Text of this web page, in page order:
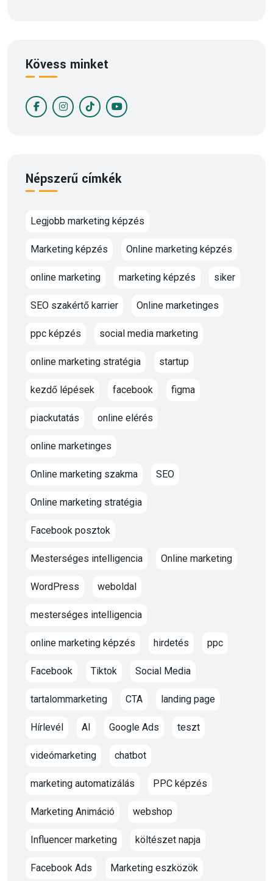
Kövess minket
Népszerű címkék
Legjobb marketing képzés
Marketing képzés Online marketing képzés
online marketing marketing képzés siker
SEO szakértő karrier Online marketinges
ppc képzés social media marketing
online marketing stratégia startup
kezdő lépések facebook figma
piackutatás online elérés
online marketinges
Online marketing szakma SEO
Online marketing stratégia
Facebook posztok
Mesterséges intelligencia Online marketing
WordPress weboldal
mesterséges intelligencia
online marketing képzés hirdetés ppc
Facebook Tiktok Social Media
tartalommarketing CTA landing page
Hírlevél AI Google Ads teszt
videómarketing chatbot
marketing automatizálás PPC képzés
Marketing Animáció webshop
Influencer marketing költészet napja
Facebook Ads Marketing eszközök